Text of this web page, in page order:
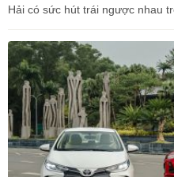
Hải có sức hút trái ngược nhau